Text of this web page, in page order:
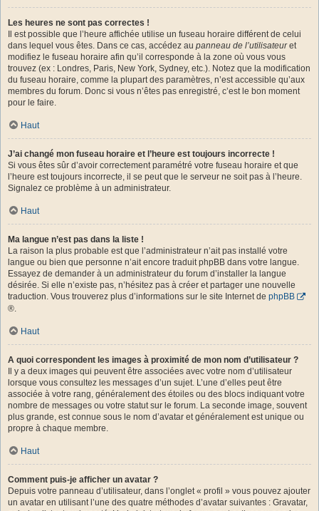
Les heures ne sont pas correctes !
Il est possible que l’heure affichée utilise un fuseau horaire différent de celui
dans lequel vous êtes. Dans ce cas, accédez au panneau de l’utilisateuret
modifiez le fuseau horaire afin qu’il corresponde à la zone où vous vous
trouvez (ex : Londres, Paris, New York, Sydney, etc.). Notez que la modification
du fuseau horaire, comme la plupart des paramètres, n’est accessible qu’aux
membres du forum. Donc si vous n’êtes pas enregistré, c’est le bon moment
pour le faire.
Haut
J’ai changé mon fuseau horaire et l’heure est toujours incorrecte !
Si vous êtes sûr d’avoir correctement paramétré votre fuseau horaire et que
l’heure est toujours incorrecte, il se peut que le serveur ne soit pas à l’heure.
Signalez ce problème à un administrateur.
Haut
Ma langue n’est pas dans la liste !
La raison la plus probable est que l’administrateur n’ait pas installé votre
langue ou bien que personne n’ait encore traduit phpBB dans votre langue.
Essayez de demander à un administrateur du forum d’installer la langue
désirée. Si elle n’existe pas, n’hésitez pas à créer et partager une nouvelle
traduction. Vous trouverez plus d’informations sur le site Internet de phpBB
®.
Haut
A quoi correspondent les images à proximité de mon nom d’utilisateur ?
Il y a deux images qui peuvent être associées avec votre nom d’utilisateur
lorsque vous consultez les messages d’un sujet. L’une d’elles peut être
associée à votre rang, généralement des étoiles ou des blocs indiquant votre
nombre de messages ou votre statut sur le forum. La seconde image, souvent
plus grande, est connue sous le nom d’avatar et généralement est unique ou
propre à chaque membre.
Haut
Comment puis-je afficher un avatar ?
Depuis votre panneau d’utilisateur, dans l’onglet « profil » vous pouvez ajouter
un avatar en utilisant l’une des quatre méthodes d’avatar suivantes : Gravatar,